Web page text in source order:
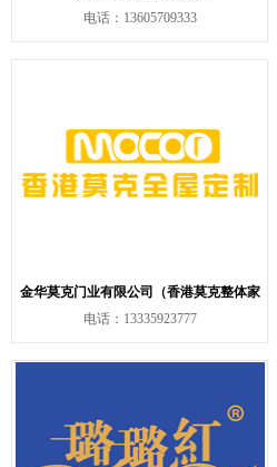
电话：13605709333
金华莫克门业有限公司（香港莫克整体家
居）
电话：13335923777